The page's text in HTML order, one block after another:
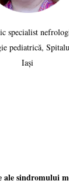
specialist
pediatrică,
Iași
ale sindromului